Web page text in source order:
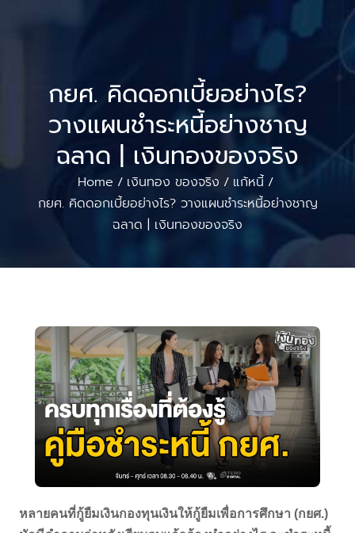
กยศ. คิดดอกเบี้ยอย่างไร?
วางแผนชำระหนี้อย่างชาญ
ฉลาด | เงินทองของจริง
Home / เงินทอง ของจริง / แก้หนี้ /
กยศ. คิดดอกเบี้ยอย่างไร? วางแผนชำระหนี้อย่างชาญ
ฉลาด | เงินทองของจริง
หลายคนที่กู้ยืมเงินกองทุนเงินให้กู้ยืมเพื่อการศึกษา (กยศ.)